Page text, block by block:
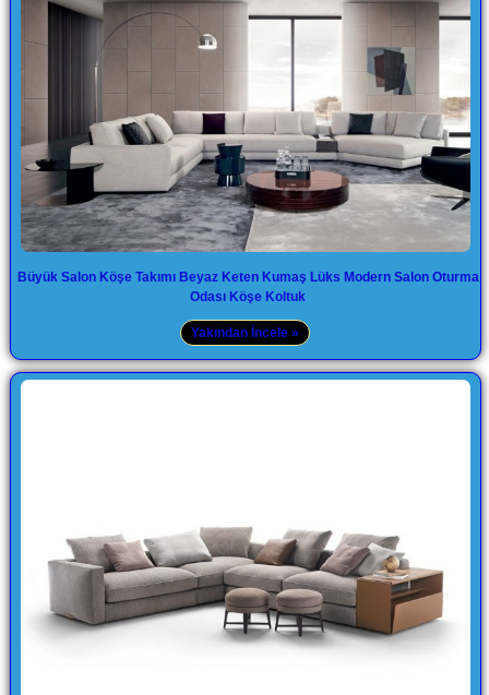
Büyük Salon Köşe Takımı Beyaz Keten Kumaş Lüks Modern Salon Oturma
Odası Köşe Koltuk
Yakından İncele »